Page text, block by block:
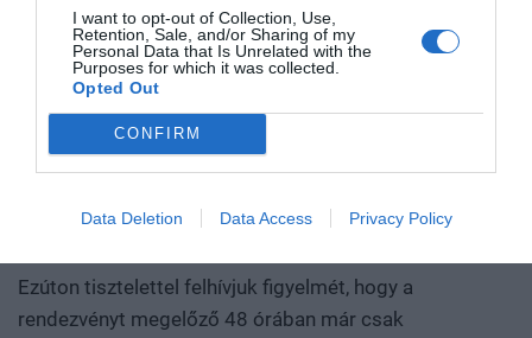
I want to opt-out of Collection, Use,
Retention, Sale, and/or Sharing of my
Personal Data that Is Unrelated with the
Purposes for which it was collected.
Opted Out
CONFIRM
Data Deletion Data Access Privacy Policy
A rendezvényre kizárólag érvényes jegy bemutatásával
engedjük be résztvevőinket, melyet rendszerünk a
fizetést követően küld ki a regisztrációkor megadott
résztvevői email címre.
A Net Média Zrt. a részvételi díjak megváltoztatásának
Ezúton tisztelettel felhívjuk figyelmét, hogy a
rendezvényt megelőző 48 órában már csak